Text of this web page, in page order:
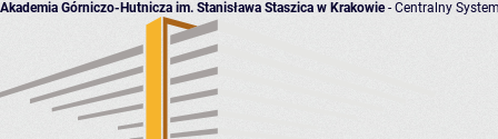
Akademia Górniczo-Hutnicza im. Stanisława Staszica w Krakowie- Centralny